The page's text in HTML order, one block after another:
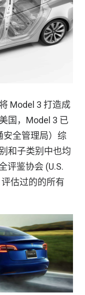
Model 3 打造成
国，Model 3 已
安全管理局）综
和子类别中也均
评鉴协会 (U.S.
估过的的所有